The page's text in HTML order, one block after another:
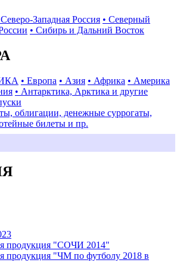
Северо-Западная Россия • Северный
• Сибирь и Дальний Восток
• Европа • Азия • Африка • Америка
• Антарктика, Арктика и другие
облигации, денежные суррогаты,
билеты и пр.
продукция "СОЧИ 2014"
продукция "ЧМ по футболу 2018 в